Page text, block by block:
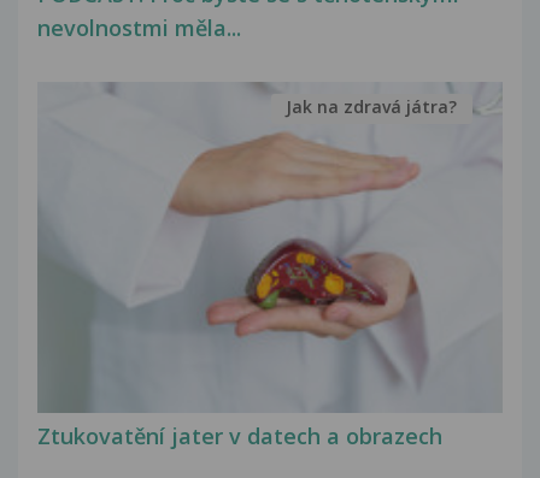
nevolnostmi měla...
Ztukovatění jater v datech a obrazech
Jak na zdravá játra?